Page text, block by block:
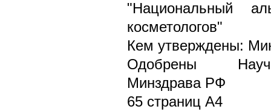
"Национальный
косметологов"
Кем утверждены:
Одобрены
Минздрава РФ
65 страниц А4